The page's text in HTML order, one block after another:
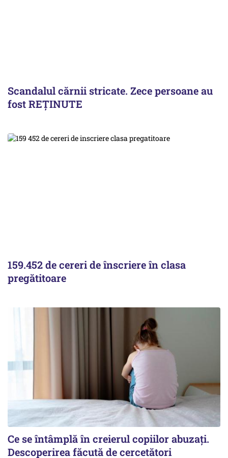
Scandalul cărnii stricate. Zece persoane au
fost REȚINUTE
159.452 de cereri de înscriere în clasa
pregătitoare
Ce se întâmplă în creierul copiilor abuzați.
Descoperirea făcută de cercetători